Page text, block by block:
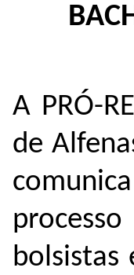
A PRÓ-
de
bolsistas